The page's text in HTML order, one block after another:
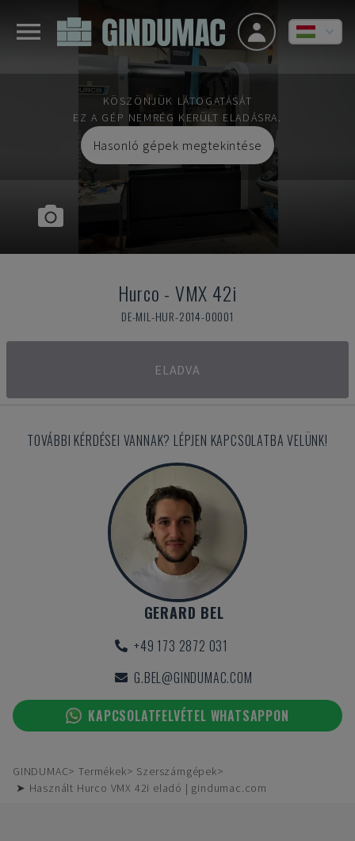
KÖSZÖNJÜK LÁTOGATÁSÁT
EZ A GÉP NEMRÉG KERÜLT ELADÁSRA.
Hasonló gépek megtekintése
Hurco - VMX 42i
DE-MIL-HUR-2014-00001
ELADVA
TOVÁBBI KÉRDÉSEI VANNAK? LÉPJEN KAPCSOLATBA VELÜNK!
GERARD BEL
+49 173 2872 031
G.BEL@GINDUMAC.COM
KAPCSOLATFELVÉTEL WHATSAPPON
GINDUMAC Termékek
Szerszámgépek
➤ Használt Hurco VMX 42i eladó | gindumac.com